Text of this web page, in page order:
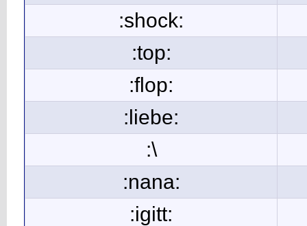
:shock:
:top:
:flop:
:liebe:
:\
:nana:
:igitt: